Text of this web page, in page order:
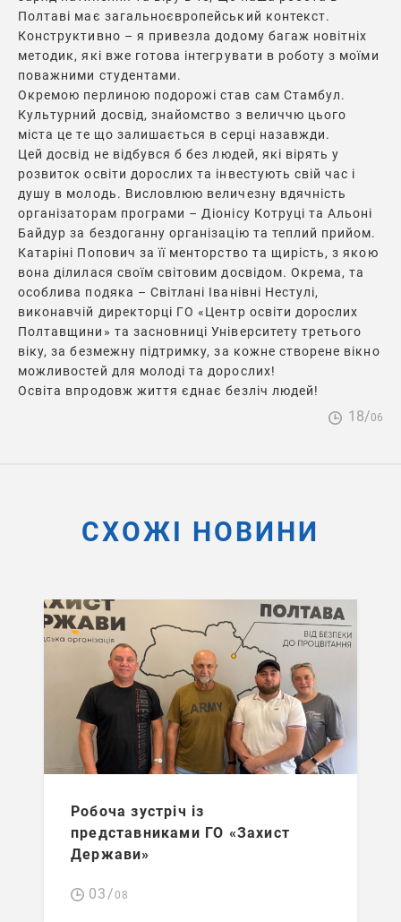
Полтаві має загальноєвропейський контекст.
Конструктивно – я привезла додому багаж новітніх
методик, які вже готова інтегрувати в роботу з моїми
поважними студентами.
Окремою перлиною подорожі став сам Стамбул.
Культурний досвід, знайомство з величчю цього
міста це те що залишається в серці назавжди.
Цей досвід не відбувся б без людей, які вірять у
розвиток освіти дорослих та інвестують свій час і
душу в молодь. Висловлюю величезну вдячність
організаторам програми – Діонісу Котруці та Альоні
Байдур за бездоганну організацію та теплий прийом.
Катаріні Попович за її менторство та щирість, з якою
вона ділилася своїм світовим досвідом. Окрема, та
особлива подяка – Світлані Іванівні Нестулі,
виконавчій директорці ГО «Центр освіти дорослих
Полтавщини» та засновниці Університету третього
віку, за безмежну підтримку, за кожне створене вікно
можливостей для молоді та дорослих!
Освіта впродовж життя єднає безліч людей!
18/06
СХОЖІ НОВИНИ
Робоча зустріч із
представниками ГО «Захист
Держави»
03/08